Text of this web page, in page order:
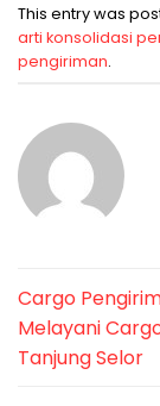
This entry was
arti konsolidasi
pengiriman.
Cargo
Melayani
Tanjung Selor